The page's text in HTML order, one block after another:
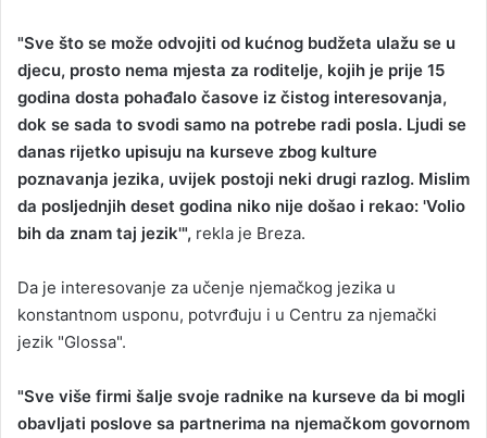
"Sve što se može odvojiti od kućnog budžeta ulažu se u
djecu, prosto nema mjesta za roditelje, kojih je prije 15
godina dosta pohađalo časove iz čistog interesovanja,
dok se sada to svodi samo na potrebe radi posla. Ljudi se
danas rijetko upisuju na kurseve zbog kulture
poznavanja jezika, uvijek postoji neki drugi razlog. Mislim
da posljednjih deset godina niko nije došao i rekao: 'Volio
bih da znam taj jezik'", rekla je Breza.
Da je interesovanje za učenje njemačkog jezika u
konstantnom usponu, potvrđuju i u Centru za njemački
jezik "Glossa".
"Sve više firmi šalje svoje radnike na kurseve da bi mogli
obavljati poslove sa partnerima na njemačkom govornom